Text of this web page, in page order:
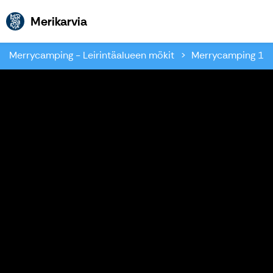
MerikarviaMerikarvia
Merrycamping - Leirintäalueen mökit Merrycamping 19